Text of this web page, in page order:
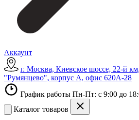
Аккаунт
г. Москва, Киевское шоссе, 22-й
"Румянцево", корпус А, офис 620А-28
График работы Пн-Пт: с 9:00 до
Каталог товаров